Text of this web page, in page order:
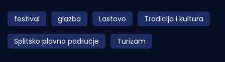
Obala
Otoci
Turizam i nautika
festival glazba Lastovo Tradicija i kultura
Splitsko plovno područje Turizam